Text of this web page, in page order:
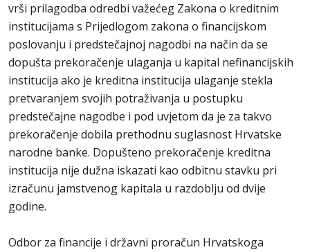
vrši prilagodba odredbi važećeg Zakona o kreditnim
institucijama s Prijedlogom zakona o financijskom
poslovanju i predstečajnoj nagodbi na način da se
dopušta prekoračenje ulaganja u kapital nefinancijskih
institucija ako je kreditna institucija ulaganje stekla
pretvaranjem svojih potraživanja u postupku
predstečajne nagodbe i pod uvjetom da je za takvo
prekoračenje dobila prethodnu suglasnost Hrvatske
narodne banke. Dopušteno prekoračenje kreditna
institucija nije dužna iskazati kao odbitnu stavku pri
izračunu jamstvenog kapitala u razdoblju od dvije
godine.
Odbor za financije i državni proračun Hrvatskoga